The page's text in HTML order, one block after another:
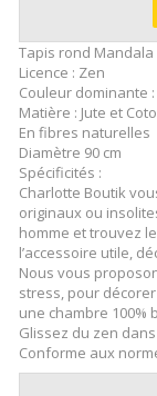
Tapis rond Mandala
Licence : Zen
Couleur dominante
Matière : Jute et
En fibres naturelles
Diamètre 90 cm
Spécificités :
Charlotte Boutik
originaux ou
homme et trouvez
l’accessoire utile,
Nous vous
stress, pour
une chambre 100%
Glissez du zen
Conforme aux